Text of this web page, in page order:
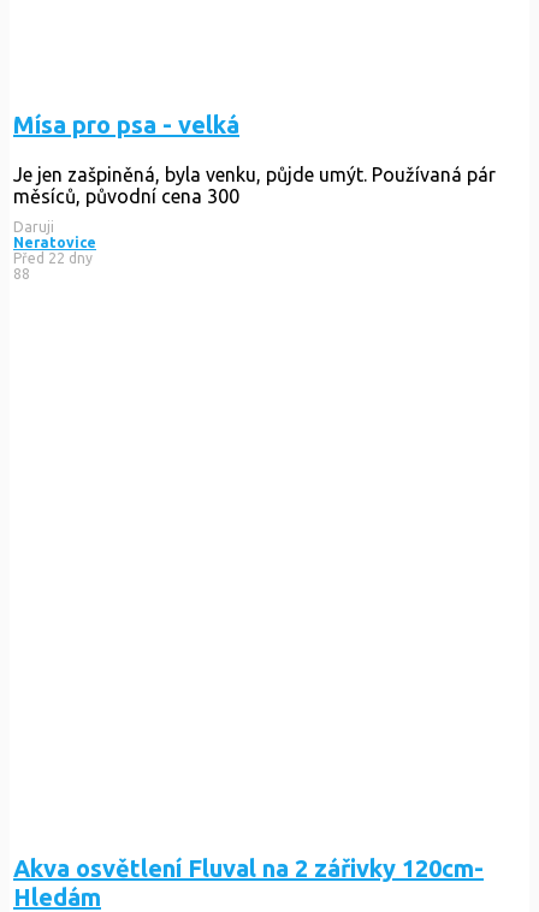
Mísa pro psa - velká
Je jen zašpiněná, byla venku, půjde umýt. Používaná pár
měsíců, původní cena 300
Daruji
Neratovice
Před 22 dny
88
Akva osvětlení Fluval na 2 zářivky 120cm-
Hledám